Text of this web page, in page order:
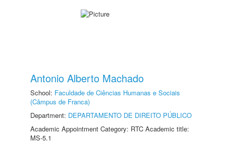
Antonio Alberto Machado
School: Faculdade de Ciências Humanas e Sociais
(Câmpus de Franca)
Department: DEPARTAMENTO DE DIREITO PÚBLICO
Academic Appointment Category: RTC Academic title:
MS-5.1